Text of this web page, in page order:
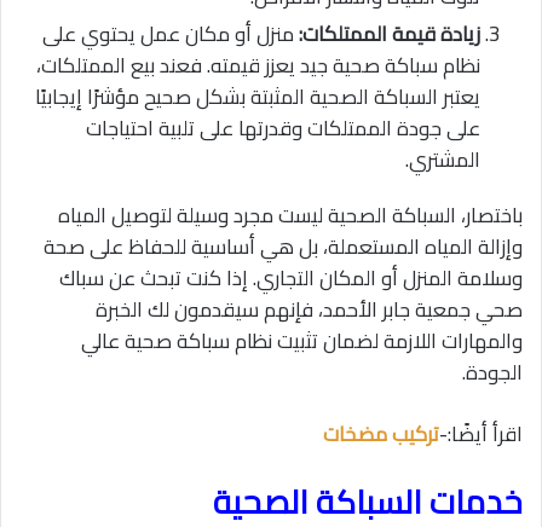
زيادة قيمة الممتلكات:منزل أو مكان عمل يحتوي على
نظام سباكة صحية جيد يعزز قيمته. فعند بيع الممتلكات،
يعتبر السباكة الصحية المثبتة بشكل صحيح مؤشرًا إيجابيًا
على جودة الممتلكات وقدرتها على تلبية احتياجات
المشتري.
باختصار، السباكة الصحية ليست مجرد وسيلة لتوصيل المياه
وإزالة المياه المستعملة، بل هي أساسية للحفاظ على صحة
وسلامة المنزل أو المكان التجاري. إذا كنت تبحث عن سباك
صحي جمعية جابر الأحمد، فإنهم سيقدمون لك الخبرة
والمهارات اللازمة لضمان تثبيت نظام سباكة صحية عالي
الجودة.
اقرأ أيضًا:-تركيب مضخات
خدمات السباكة الصحية